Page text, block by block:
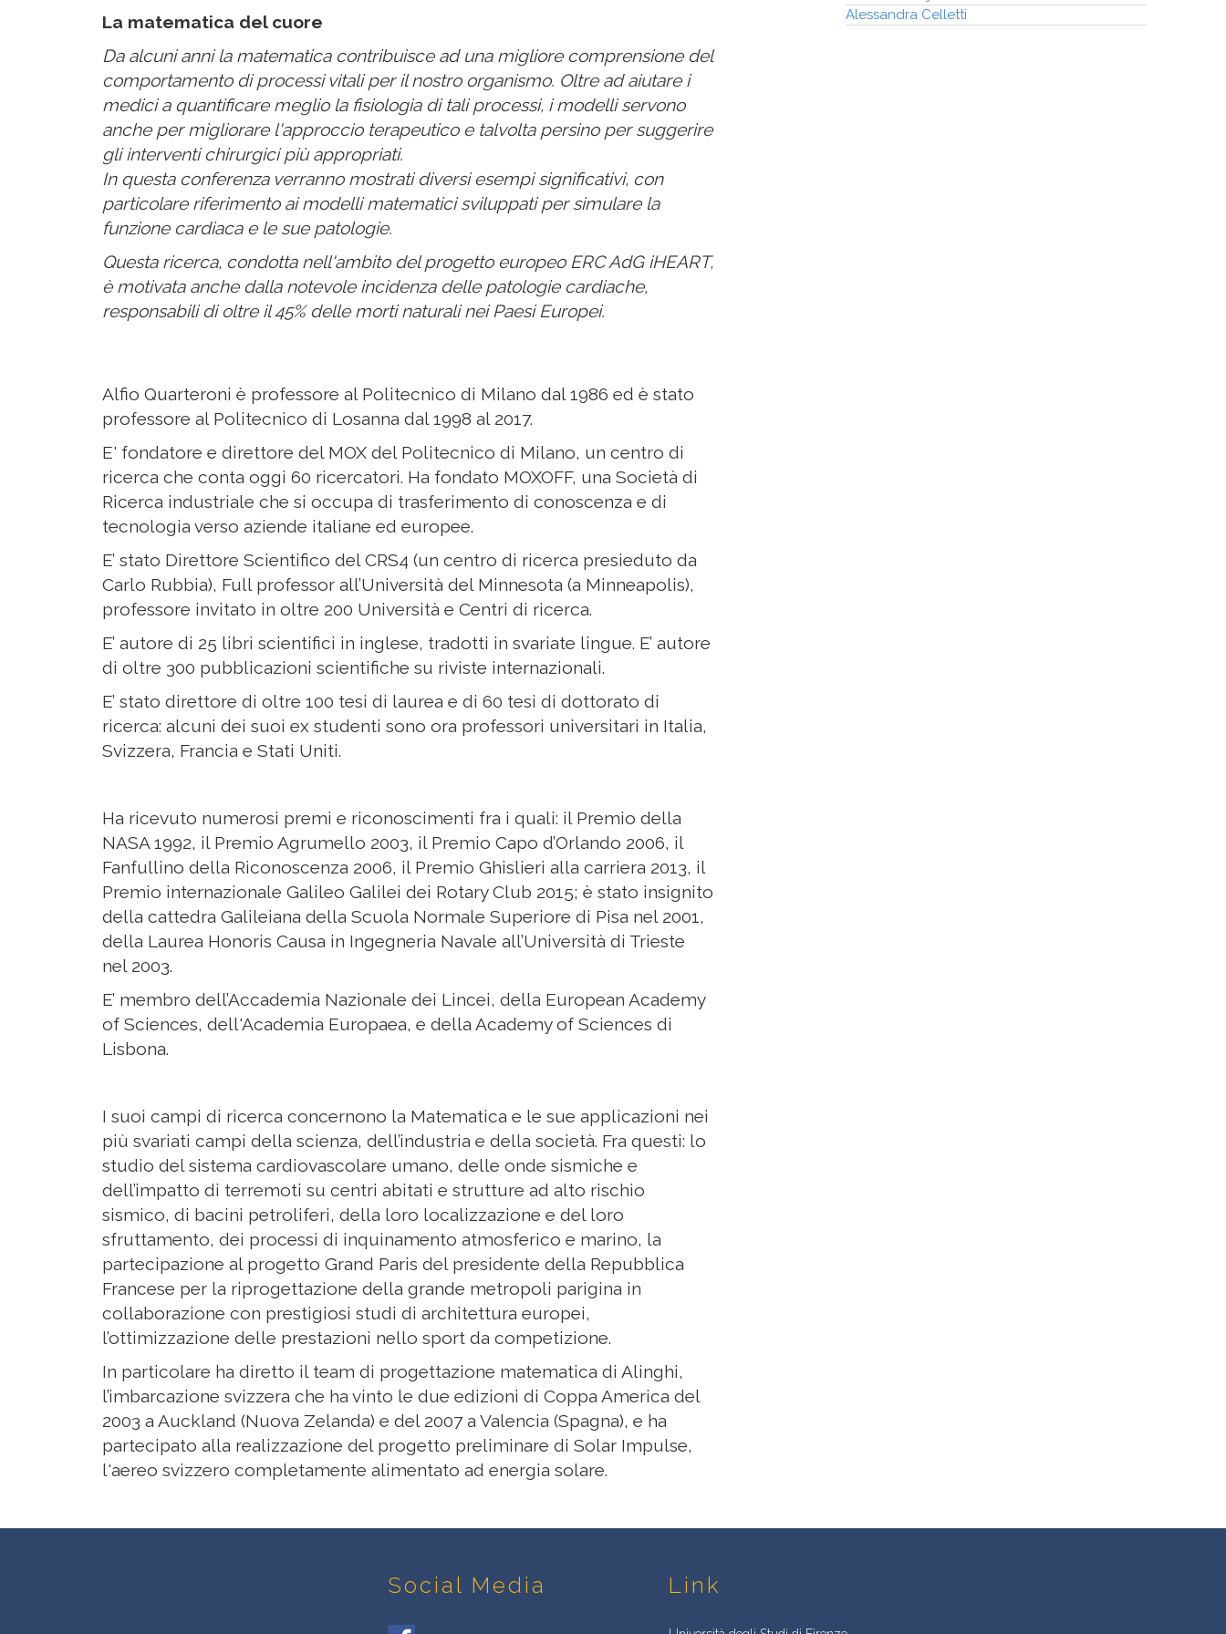
La matematica del cuore
Da alcuni anni la matematica contribuisce ad una migliore comprensione del
comportamento di processi vitali per il nostro organismo. Oltre ad aiutare i
medici a quantificare meglio la fisiologia di tali processi, i modelli servono
anche per migliorare l'approccio terapeutico e talvolta persino per suggerire
gli interventi chirurgici più appropriati.
In questa conferenza verranno mostrati diversi esempi significativi, con
particolare riferimento ai modelli matematici sviluppati per simulare la
funzione cardiaca e le sue patologie.
Questa ricerca, condotta nell'ambito del progetto europeo ERC AdG iHEART,
è motivata anche dalla notevole incidenza delle patologie cardiache,
responsabili di oltre il 45% delle morti naturali nei Paesi Europei.
Alfio Quarteroni è professore al Politecnico di Milano dal 1986 ed è stato
professore al Politecnico di Losanna dal 1998 al 2017.
E' fondatore e direttore del MOX del Politecnico di Milano, un centro di
ricerca che conta oggi 60 ricercatori. Ha fondato MOXOFF, una Società di
Ricerca industriale che si occupa di trasferimento di conoscenza e di
tecnologia verso aziende italiane ed europee.
E’ stato Direttore Scientifico del CRS4 (un centro di ricerca presieduto da
Carlo Rubbia), Full professor all’Università del Minnesota (a Minneapolis),
professore invitato in oltre 200 Università e Centri di ricerca.
E’ autore di 25 libri scientifici in inglese, tradotti in svariate lingue. E’ autore
di oltre 300 pubblicazioni scientifiche su riviste internazionali.
E’ stato direttore di oltre 100 tesi di laurea e di 60 tesi di dottorato di
ricerca: alcuni dei suoi ex studenti sono ora professori universitari in Italia,
Svizzera, Francia e Stati Uniti.
Ha ricevuto numerosi premi e riconoscimenti fra i quali: il Premio della
NASA 1992, il Premio Agrumello 2003, il Premio Capo d’Orlando 2006, il
Fanfullino della Riconoscenza 2006, il Premio Ghislieri alla carriera 2013, il
Premio internazionale Galileo Galilei dei Rotary Club 2015; è stato insignito
della cattedra Galileiana della Scuola Normale Superiore di Pisa nel 2001,
della Laurea Honoris Causa in Ingegneria Navale all’Università di Trieste
nel 2003.
E’ membro dell’Accademia Nazionale dei Lincei, della European Academy
of Sciences, dell'Academia Europaea, e della Academy of Sciences di
Lisbona.
I suoi campi di ricerca concernono la Matematica e le sue applicazioni nei
più svariati campi della scienza, dell’industria e della società. Fra questi: lo
studio del sistema cardiovascolare umano, delle onde sismiche e
dell’impatto di terremoti su centri abitati e strutture ad alto rischio
sismico, di bacini petroliferi, della loro localizzazione e del loro
sfruttamento, dei processi di inquinamento atmosferico e marino, la
partecipazione al progetto Grand Paris del presidente della Repubblica
Francese per la riprogettazione della grande metropoli parigina in
collaborazione con prestigiosi studi di architettura europei,
l’ottimizzazione delle prestazioni nello sport da competizione.
In particolare ha diretto il team di progettazione matematica di Alinghi,
l’imbarcazione svizzera che ha vinto le due edizioni di Coppa America del
2003 a Auckland (Nuova Zelanda) e del 2007 a Valencia (Spagna), e ha
partecipato alla realizzazione del progetto preliminare di Solar Impulse,
l'aereo svizzero completamente alimentato ad energia solare.
Alessandra Celletti
Social Media Link